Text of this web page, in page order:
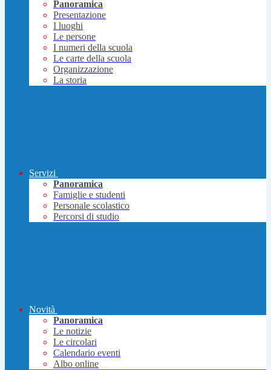
Panoramica
Presentazione
I luoghi
Le persone
I numeri della scuola
Le carte della scuola
Organizzazione
La storia
Servizi
Panoramica
Famiglie e studenti
Personale scolastico
Percorsi di studio
Novità
Panoramica
Le notizie
Le circolari
Calendario eventi
Albo online